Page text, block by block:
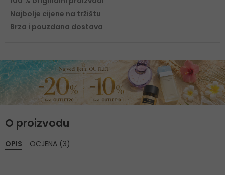
Najbolje cijene na tržištu
Brza i pouzdana dostava
O proizvodu
OPIS OCJENA (3)